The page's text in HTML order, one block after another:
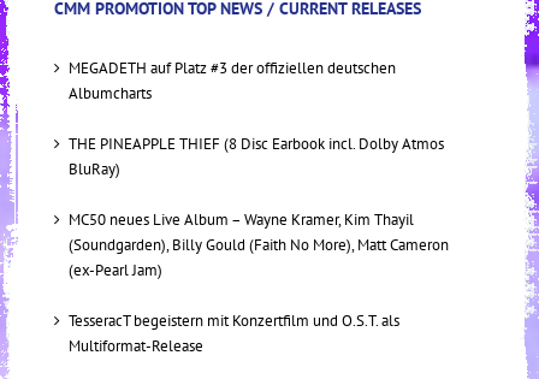
CMM PROMOTION TOP NEWS / CURRENT RELEASES
MEGADETH auf Platz #3 der offiziellen deutschen
Albumcharts
THE PINEAPPLE THIEF (8 Disc Earbook incl. Dolby Atmos
BluRay)
MC50 neues Live Album – Wayne Kramer, Kim Thayil
(Soundgarden), Billy Gould (Faith No More), Matt Cameron
(ex-Pearl Jam)
TesseracT begeistern mit Konzertfilm und O.S.T. als
Multiformat-Release